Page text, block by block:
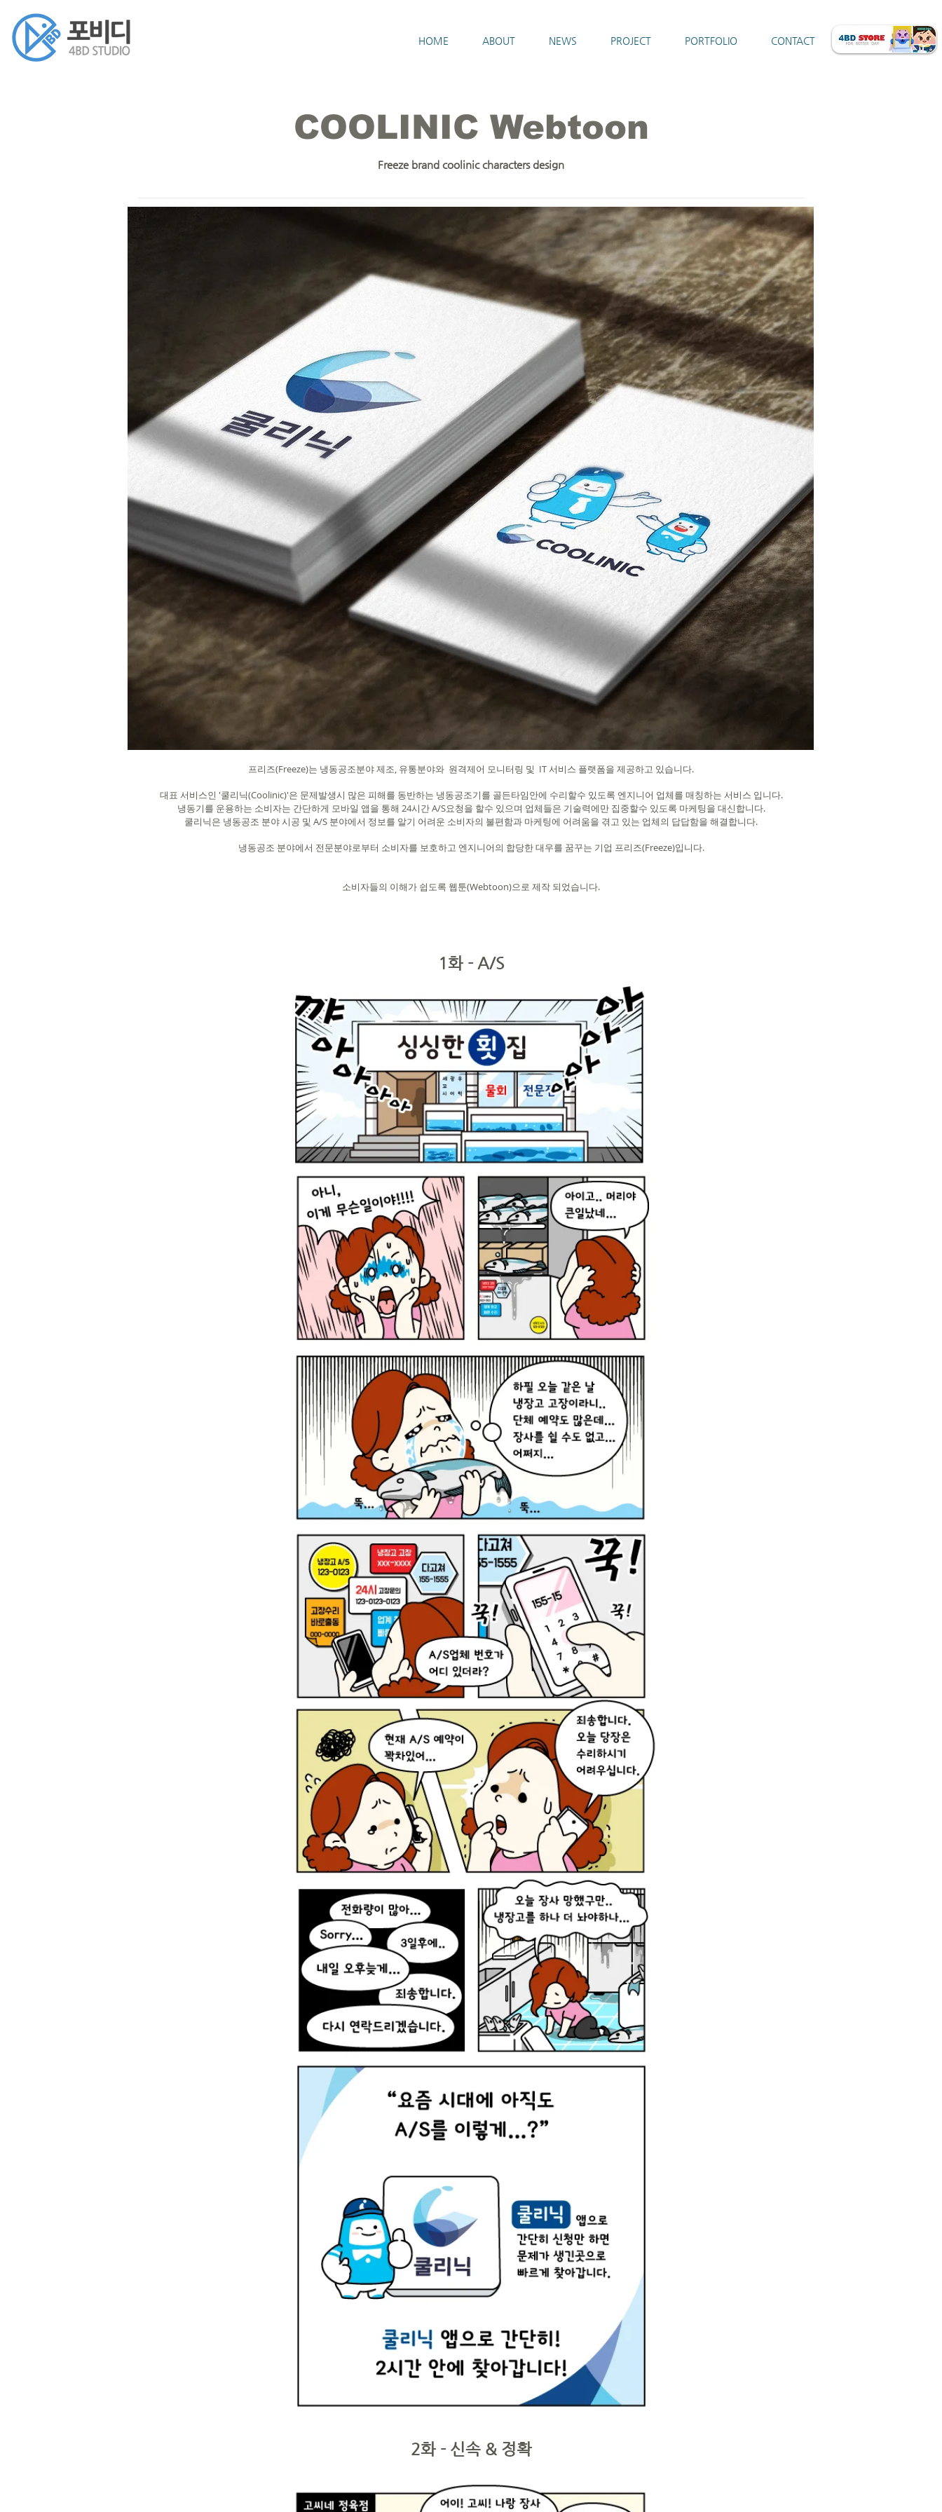
HOME ABOUT NEWS PROJECT PORTFOLIO CONTACT
COOLINIC Webtoon
Freeze brand coolinic characters design
프리즈(Freeze)는 냉동공조분야 제조, 유통분야와 원격제어 모니터링 및 IT 서비스 플랫폼을 제공하고 있습니다.
대표 서비스인 '쿨리닉(Coolinic)'은 문제발생시 많은 피해를 동반하는 냉동공조기를 골든타임안에 수리할수 있도록 엔지니어 업체를 매칭하는 서비스 입니다.
냉동기를 운용하는 소비자는 간단하게 모바일 앱을 통해 24시간 A/S요청을 할수 있으며 업체들은 기술력에만 집중할수 있도록 마케팅을 대신합니다.
쿨리닉은 냉동공조 분야 시공 및 A/S 분야에서 정보를 알기 어려운 소비자의 불편함과 마케팅에 어려움을 겪고 있는 업체의 답답함을 해결합니다.
냉동공조 분야에서 전문분야로부터 소비자를 보호하고 엔지니어의 합당한 대우를 꿈꾸는 기업 프리즈(Freeze)입니다.
소비자들의 이해가 쉽도록 웹툰(Webtoon)으로 제작 되었습니다.
1화 - A/S
2화 - 신속 & 정확